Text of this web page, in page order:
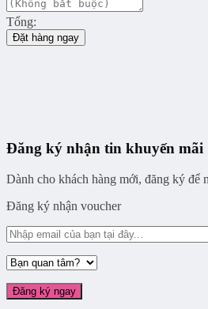
Tổng:
Đặt hàng ngay
Đăng ký nhận tin khuyến mãi
Dành cho khách hàng mới, đăng ký để
Đăng ký nhận voucher